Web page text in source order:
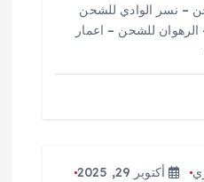
– نسر الوادي للشحن
للشحن – اعمار
أكتوبر 29, 2025